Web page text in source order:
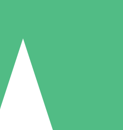
Credit-Pakete
Keine monatliche Verpflichtung